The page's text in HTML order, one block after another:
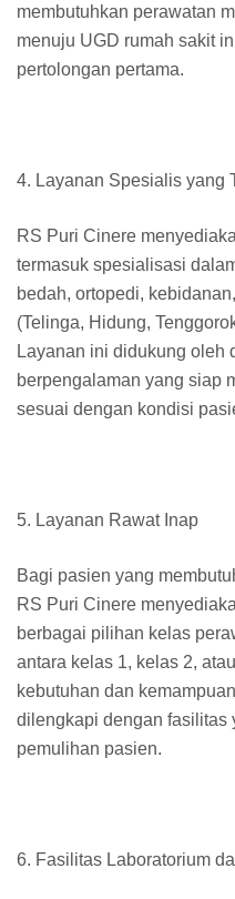
membutuhkan perawatan
menuju UGD rumah sakit
pertolongan pertama.
4. Layanan Spesialis yang
RS Puri Cinere
termasuk spesialisasi
bedah, ortopedi,
(Telinga, Hidung,
Layanan ini didukung oleh
berpengalaman yang siap
sesuai dengan kondisi
5. Layanan Rawat Inap
Bagi pasien yang
RS Puri Cinere
berbagai pilihan kelas
antara kelas 1, kelas 2,
kebutuhan dan
dilengkapi dengan fasilitas
pemulihan pasien.
6. Fasilitas Laboratorium